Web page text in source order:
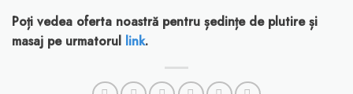
Poți vedea oferta noastră pentru ședințe de plutire și
masaj pe urmatorul link.